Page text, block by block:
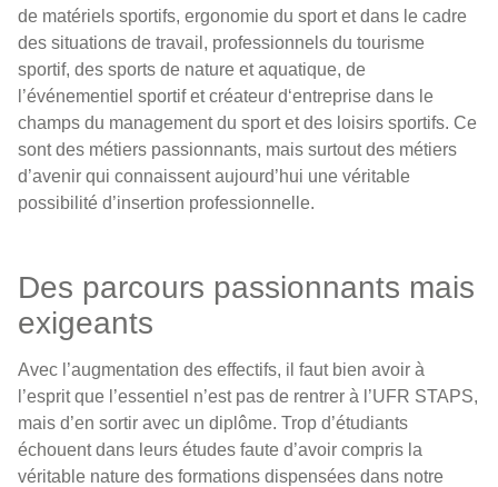
de matériels sportifs, ergonomie du sport et dans le cadre
des situations de travail, professionnels du tourisme
sportif, des sports de nature et aquatique, de
l’événementiel sportif et créateur d‘entreprise dans le
champs du management du sport et des loisirs sportifs. Ce
sont des métiers passionnants, mais surtout des métiers
d’avenir qui connaissent aujourd’hui une véritable
possibilité d’insertion professionnelle.
Des parcours passionnants mais
exigeants
Avec l’augmentation des effectifs, il faut bien avoir à
l’esprit que l’essentiel n’est pas de rentrer à l’UFR STAPS,
mais d’en sortir avec un diplôme. Trop d’étudiants
échouent dans leurs études faute d’avoir compris la
véritable nature des formations dispensées dans notre